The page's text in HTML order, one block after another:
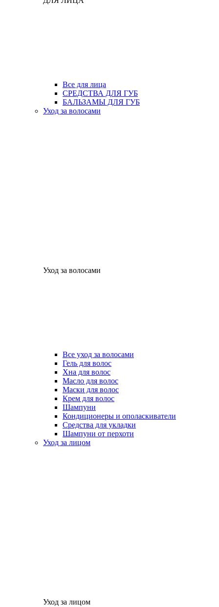
Все для лица
СРЕДСТВА ДЛЯ ГУБ
БАЛЬЗАМЫ ДЛЯ ГУБ
Уход за волосами
Уход за волосами
Все уход за волосами
Гель для волос
Хна для волос
Масло для волос
Маски для волос
Крем для волос
Шампуни
Кондиционеры и ополаскиватели
Средства для укладки
Шампуни от перхоти
Уход за лицом
Уход за лицом